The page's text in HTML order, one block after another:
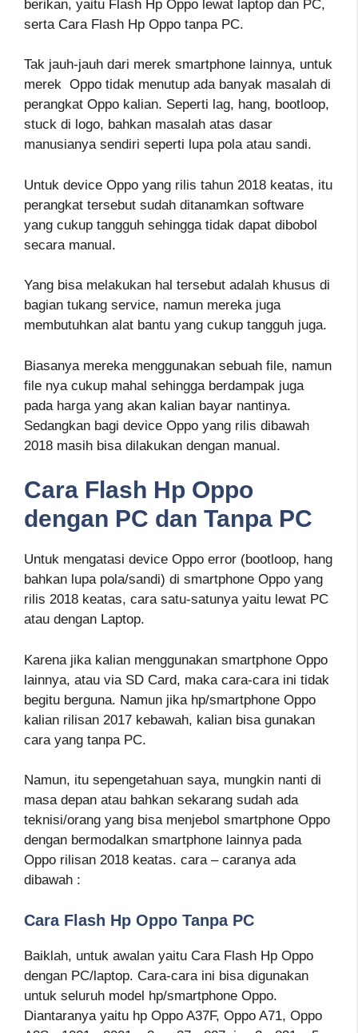
berikan, yaitu Flash Hp Oppo lewat laptop dan PC,
serta Cara Flash Hp Oppo tanpa PC.
Tak jauh-jauh dari merek smartphone lainnya, untuk
merek Oppo tidak menutup ada banyak masalah di
perangkat Oppo kalian. Seperti lag, hang, bootloop,
stuck di logo, bahkan masalah atas dasar
manusianya sendiri seperti lupa pola atau sandi.
Untuk device Oppo yang rilis tahun 2018 keatas, itu
perangkat tersebut sudah ditanamkan software
yang cukup tangguh sehingga tidak dapat dibobol
secara manual.
Yang bisa melakukan hal tersebut adalah khusus di
bagian tukang service, namun mereka juga
membutuhkan alat bantu yang cukup tangguh juga.
Biasanya mereka menggunakan sebuah file, namun
file nya cukup mahal sehingga berdampak juga
pada harga yang akan kalian bayar nantinya.
Sedangkan bagi device Oppo yang rilis dibawah
2018 masih bisa dilakukan dengan manual.
Cara Flash Hp Oppo
dengan PC dan Tanpa PC
Untuk mengatasi device Oppo error (bootloop, hang
bahkan lupa pola/sandi) di smartphone Oppo yang
rilis 2018 keatas, cara satu-satunya yaitu lewat PC
atau dengan Laptop.
Karena jika kalian menggunakan smartphone Oppo
lainnya, atau via SD Card, maka cara-cara ini tidak
begitu berguna. Namun jika hp/smartphone Oppo
kalian rilisan 2017 kebawah, kalian bisa gunakan
cara yang tanpa PC.
Namun, itu sepengetahuan saya, mungkin nanti di
masa depan atau bahkan sekarang sudah ada
teknisi/orang yang bisa menjebol smartphone Oppo
dengan bermodalkan smartphone lainnya pada
Oppo rilisan 2018 keatas. cara – caranya ada
dibawah :
Cara Flash Hp Oppo Tanpa PC
Baiklah, untuk awalan yaitu Cara Flash Hp Oppo
dengan PC/laptop. Cara-cara ini bisa digunakan
untuk seluruh model hp/smartphone Oppo.
Diantaranya yaitu hp Oppo A37F, Oppo A71, Oppo